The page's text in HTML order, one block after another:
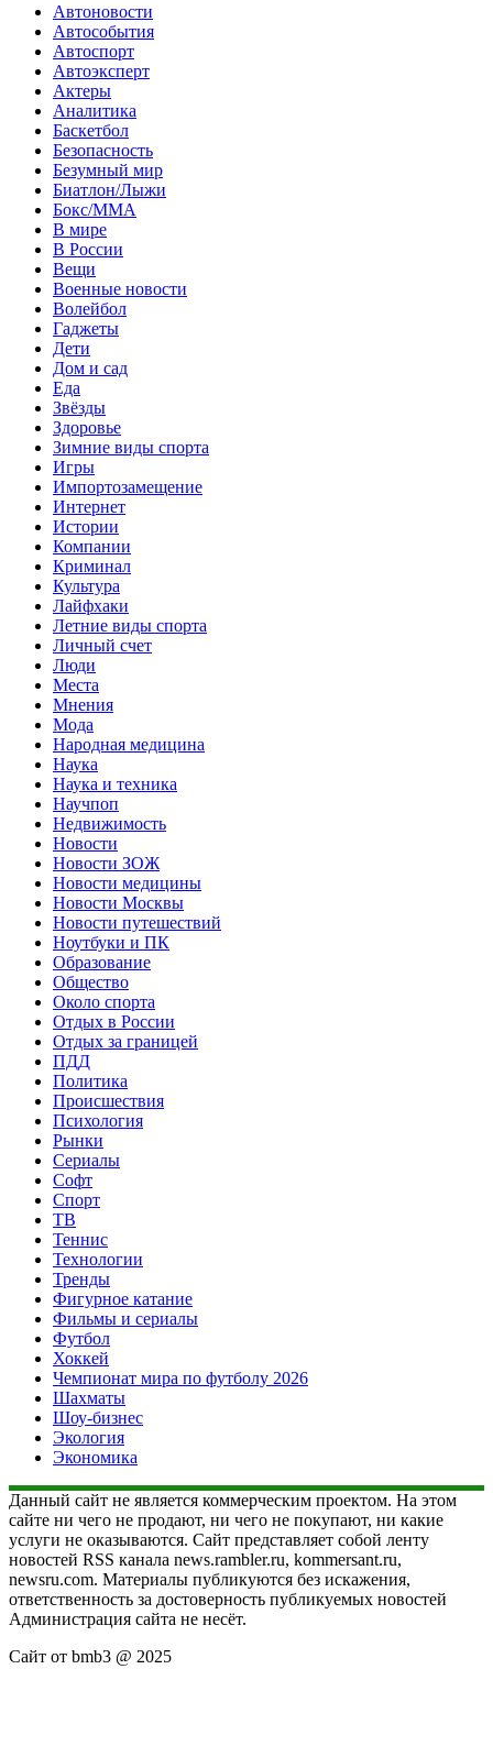
Автоновости
Автособытия
Автоспорт
Автоэксперт
Актеры
Аналитика
Баскетбол
Безопасность
Безумный мир
Биатлон/Лыжи
Бокс/MMA
В мире
В России
Вещи
Военные новости
Волейбол
Гаджеты
Дети
Дом и сад
Еда
Звёзды
Здоровье
Зимние виды спорта
Игры
Импортозамещение
Интернет
Истории
Компании
Криминал
Культура
Лайфхаки
Летние виды спорта
Личный счет
Люди
Места
Мнения
Мода
Народная медицина
Наука
Наука и техника
Научпоп
Недвижимость
Новости
Новости ЗОЖ
Новости медицины
Новости Москвы
Новости путешествий
Ноутбуки и ПК
Образование
Общество
Около спорта
Отдых в России
Отдых за границей
ПДД
Политика
Происшествия
Психология
Рынки
Сериалы
Софт
Спорт
ТВ
Теннис
Технологии
Тренды
Фигурное катание
Фильмы и сериалы
Футбол
Хоккей
Чемпионат мира по футболу 2026
Шахматы
Шоу-бизнес
Экология
Экономика
Данный сайт не является коммерческим проектом. На этом
сайте ни чего не продают, ни чего не покупают, ни какие
услуги не оказываются. Сайт представляет собой ленту
новостей RSS канала news.rambler.ru, kommersant.ru,
newsru.com. Материалы публикуются без искажения,
ответственность за достоверность публикуемых новостей
Администрация сайта не несёт.
Сайт от bmb3 @ 2025